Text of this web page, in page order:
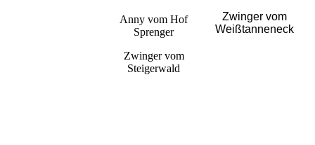
Anny vom Hof
Sprenger
Zwinger vom
Steigerwald
Zwinger vom
Weißtanneneck